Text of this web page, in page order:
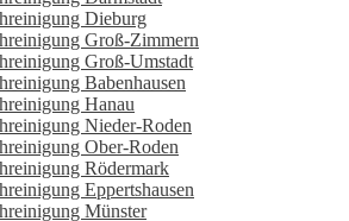
Dieburg
Groß-Zimmern
Groß-Umstadt
Babenhausen
Hanau
Nieder-Roden
Ober-Roden
Rödermark
Eppertshausen
Münster